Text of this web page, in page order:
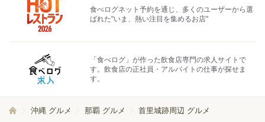
食べログネット予約を通じ、多くのユーザーから選
ばれた"いま、熱い注目を集めるお店"
「食べログ」が作った飲食店専門の求人サイトで
す。飲食店の正社員・アルバイトの仕事が探せま
す。
沖縄 グルメ 那覇 グルメ 首里城跡周辺 グルメ